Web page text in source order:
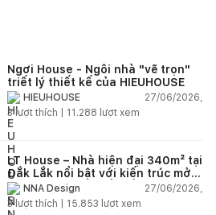
Ngơi House - Ngôi nhà "vẽ trọn"
triết lý thiết kế của HIEUHOUSE
HIEUHOUSE
27/06/2026,
3lượt thích | 11.288 lượt xem
LT House – Nhà hiện đại 340m² tại
Đắk Lắk nổi bật với kiến trúc mở
và hệ sân vườn kết nối thiên
nhiên
NNA Design
27/06/2026,
3lượt thích | 15.853 lượt xem